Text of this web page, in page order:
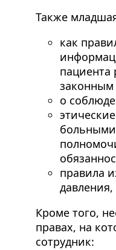
Также
как
пациента
законным
о
правила
Кроме того,
правах, на
сотрудник: